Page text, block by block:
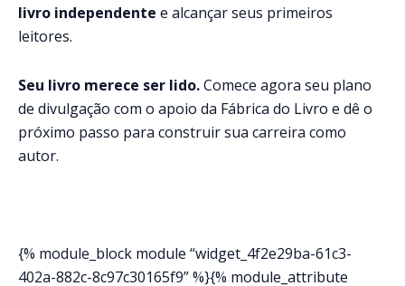
livro independente e alcançar seus primeiros
leitores.
Seu livro merece ser lido.Comece agora seu plano
de divulgação com o apoio da Fábrica do Livro e dê o
próximo passo para construir sua carreira como
autor.
{% module_block module “widget_4f2e29ba-61c3-
402a-882c-8c97c30165f9” %}{% module_attribute